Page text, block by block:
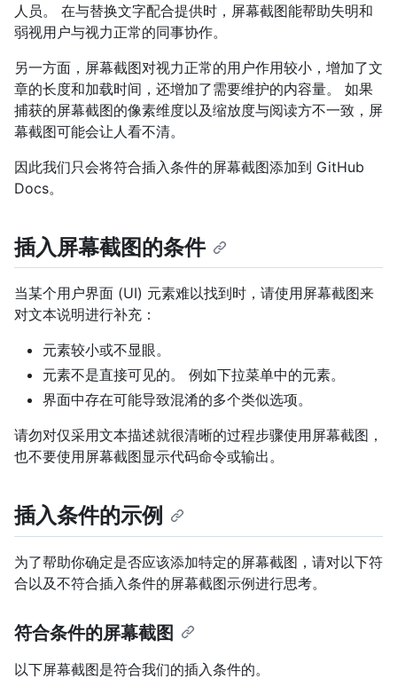
人员。 在与替换文字配合提供时，屏幕截图能帮助失明和
弱视用户与视力正常的同事协作。
另一方面，屏幕截图对视力正常的用户作用较小，增加了文
章的长度和加载时间，还增加了需要维护的内容量。 如果
捕获的屏幕截图的像素维度以及缩放度与阅读方不一致，屏
幕截图可能会让人看不清。
因此我们只会将符合插入条件的屏幕截图添加到 GitHub
Docs。
插入屏幕截图的条件
当某个用户界面 (UI) 元素难以找到时，请使用屏幕截图来
对文本说明进行补充：
元素较小或不显眼。
元素不是直接可见的。 例如下拉菜单中的元素。
界面中存在可能导致混淆的多个类似选项。
请勿对仅采用文本描述就很清晰的过程步骤使用屏幕截图，
也不要使用屏幕截图显示代码命令或输出。
插入条件的示例
为了帮助你确定是否应该添加特定的屏幕截图，请对以下符
合以及不符合插入条件的屏幕截图示例进行思考。
符合条件的屏幕截图
以下屏幕截图是符合我们的插入条件的。